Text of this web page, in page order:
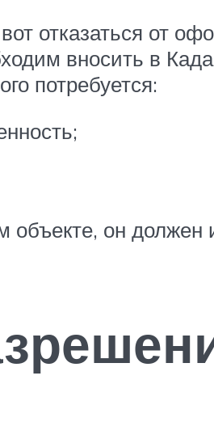
отказаться от
вносить в
потребуется:
объекте, он должен